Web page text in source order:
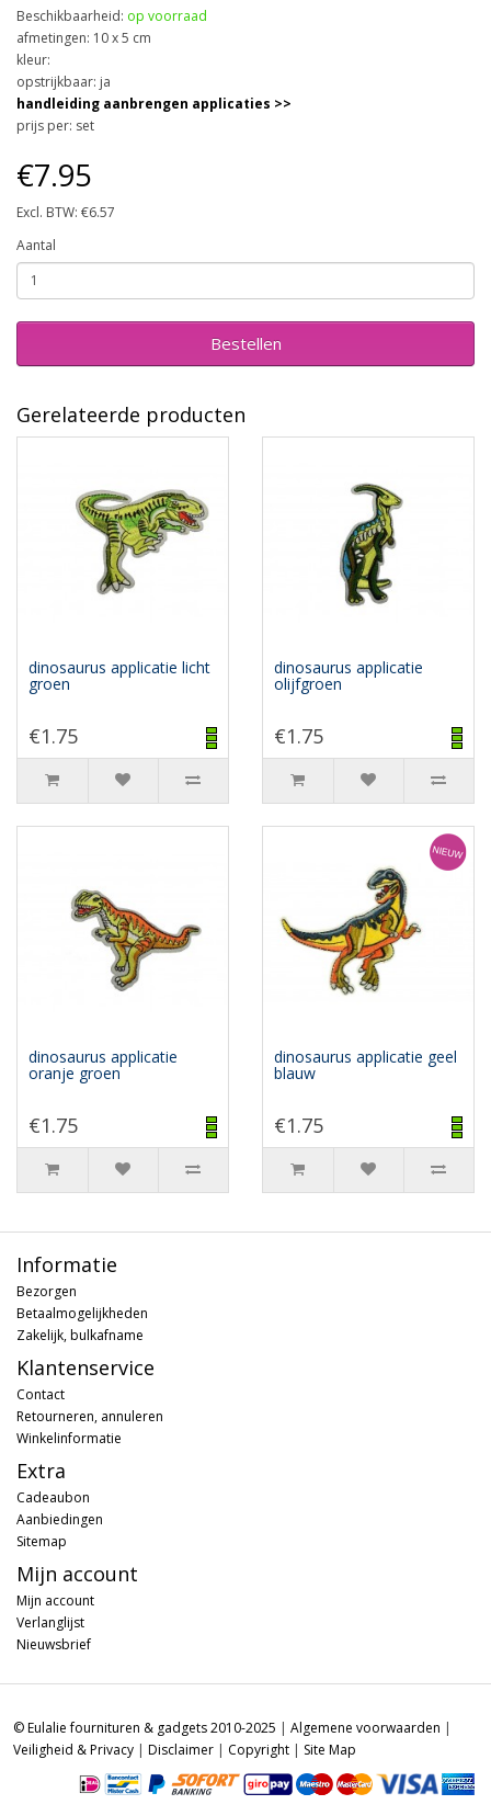
Beschikbaarheid: op voorraad
afmetingen: 10 x 5 cm
kleur:
opstrijkbaar: ja
handleiding aanbrengen applicaties >>
prijs per: set
€7.95
Excl. BTW: €6.57
Aantal
Bestellen
Gerelateerde producten
dinosaurus applicatie licht
groen
€1.75
dinosaurus applicatie
olijfgroen
€1.75
dinosaurus applicatie
oranje groen
€1.75
dinosaurus applicatie geel
blauw
€1.75
Informatie
Bezorgen
Betaalmogelijkheden
Zakelijk, bulkafname
Klantenservice
Contact
Retourneren, annuleren
Winkelinformatie
Extra
Cadeaubon
Aanbiedingen
Sitemap
Mijn account
Mijn account
Verlanglijst
Nieuwsbrief
© Eulalie fournituren & gadgets 2010-2025 | Algemene voorwaarden |
Veiligheid & Privacy | Disclaimer | Copyright | Site Map